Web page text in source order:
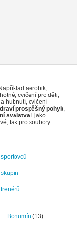
aerobik,
cvičení pro děti,
hubnutí, cvičení
prospěšný pohyb
svalstva i jako
tak pro soubory
sportovců
skupin
trenérů
Bohumín (13)